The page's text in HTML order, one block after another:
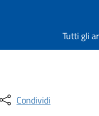
Tutti gli
Condividi